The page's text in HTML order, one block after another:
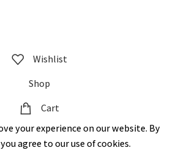
Wishlist
Shop
Cart
your experience on our website. By
agree to our use of cookies.